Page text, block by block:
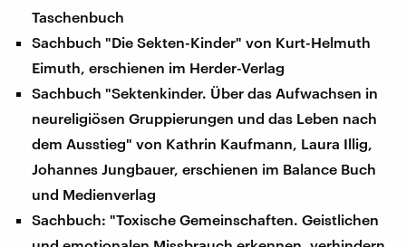
Taschenbuch
Sachbuch "Die Sekten-Kinder" von Kurt-Helmuth
Eimuth, erschienen im Herder-Verlag
Sachbuch "Sektenkinder. Über das Aufwachsen in
neureligiösen Gruppierungen und das Leben nach
dem Ausstieg" von Kathrin Kaufmann, Laura Illig,
Johannes Jungbauer, erschienen im Balance Buch
und Medienverlag
Sachbuch: "Toxische Gemeinschaften. Geistlichen